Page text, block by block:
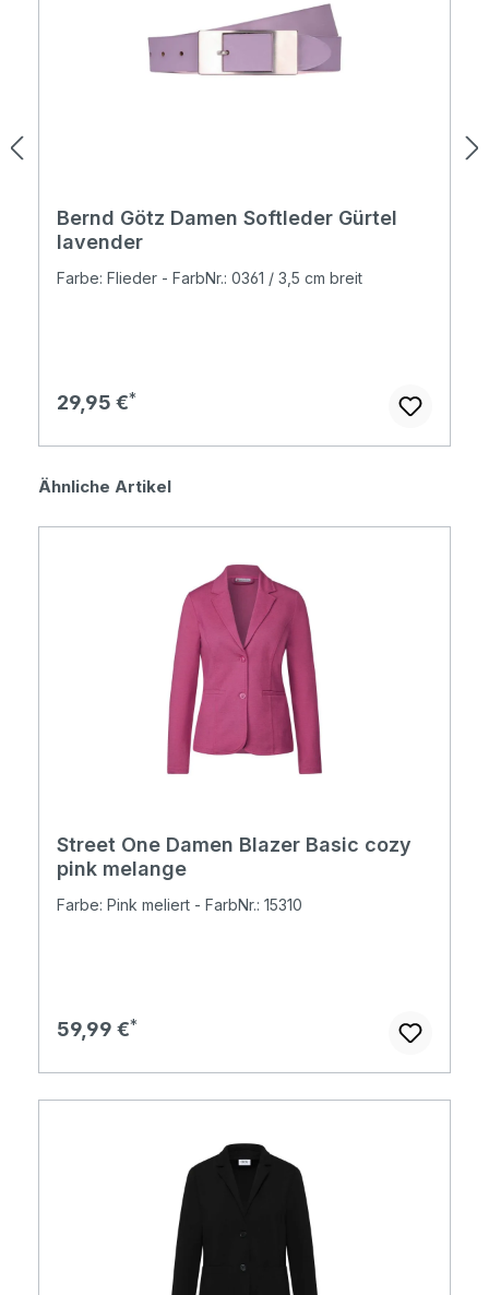
Bernd Götz Damen Softleder Gürtel
lavender
Farbe: Flieder - FarbNr.: 0361 / 3,5 cm breit
Regulärer Preis:
29,95 €
Produktgalerie überspringen
Ähnliche Artikel
Street One Damen Blazer Basic cozy
pink melange
Farbe: Pink meliert - FarbNr.: 15310
Regulärer Preis:
59,99 €